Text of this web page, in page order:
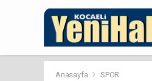
Anasayfa SPOR